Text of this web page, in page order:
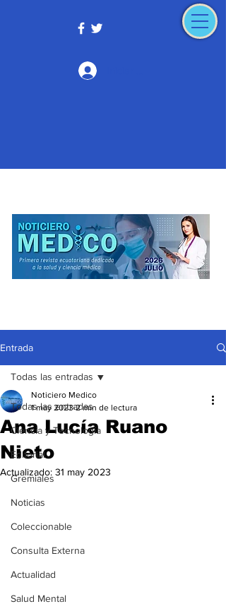
Entrada
Todas las entradas
Ciencia y Tecnología
Editorial
Gremiales
Noticias
Coleccionable
Consulta Externa
Actualidad
Salud Mental
Todas las entradas
Ana Lucía Ruano
Nieto
Noticiero Medico
1 may 2023 2 min de lectura
Actualizado: 31 may 2023